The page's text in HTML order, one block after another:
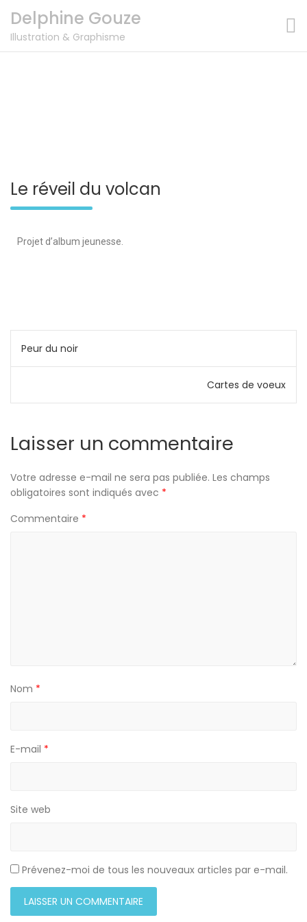
Delphine Gouze
Illustration & Graphisme
Le réveil du volcan
Projet d’album jeunesse.
Peur du noir
Cartes de voeux
Laisser un commentaire
Votre adresse e-mail ne sera pas publiée. Les champs
obligatoires sont indiqués avec *
Commentaire *
Nom *
E-mail *
Site web
Prévenez-moi de tous les nouveaux articles par e-mail.